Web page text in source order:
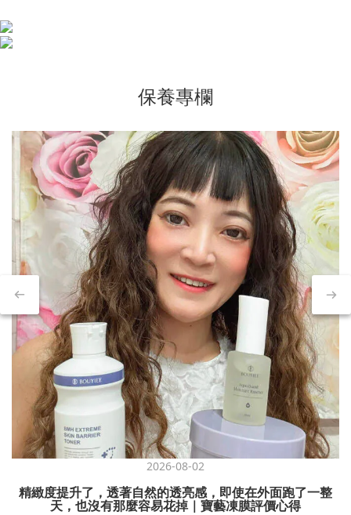
保養專欄
2026-08-02
精緻度提升了，透著自然的透亮感，即使在外面跑了一整
天，也沒有那麼容易花掉｜寶藝凍膜評價心得